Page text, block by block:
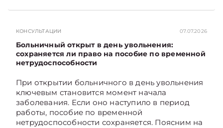
связанных с содержанием и эксплуатацией
мест общего пользования, в частности –
контрольно-­пропускного пункта? Рассмотрим
порядок их распределения. Подписывайтесь
экономике Беларуси — раньше, чем в новостях
TelegramViber
КОНСУЛЬТАЦИИ 07.07.2026
Больничный открыт в день увольнения:
сохраняется ли право на пособие по временной
нетрудоспособности
При открытии больничного в день увольнения
ключевым становится момент начала
заболевания. Если оно наступило в период
работы, пособие по временной
нетрудоспособности сохраняется. Поясним на